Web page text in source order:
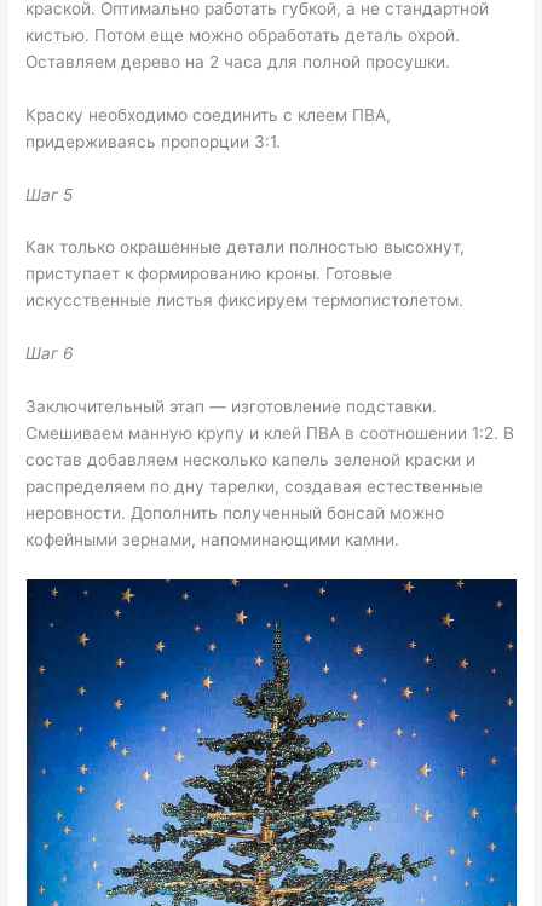
краской. Оптимально работать губкой, а не стандартной
кистью. Потом еще можно обработать деталь охрой.
Оставляем дерево на 2 часа для полной просушки.
Краску необходимо соединить с клеем ПВА,
придерживаясь пропорции 3:1.
Шаг 5
Как только окрашенные детали полностью высохнут,
приступает к формированию кроны. Готовые
искусственные листья фиксируем термопистолетом.
Шаг 6
Заключительный этап — изготовление подставки.
Смешиваем манную крупу и клей ПВА в соотношении 1:2. В
состав добавляем несколько капель зеленой краски и
распределяем по дну тарелки, создавая естественные
неровности. Дополнить полученный бонсай можно
кофейными зернами, напоминающими камни.